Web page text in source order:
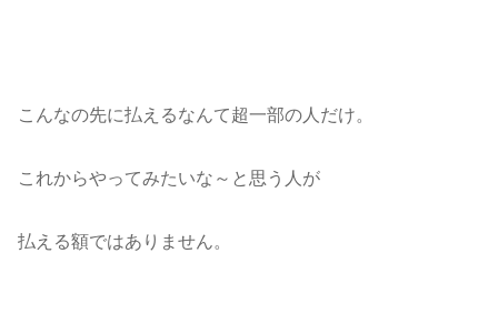
こんなの先に払えるなんて超一部の人だけ。
これからやってみたいな～と思う人が
払える額ではありません。